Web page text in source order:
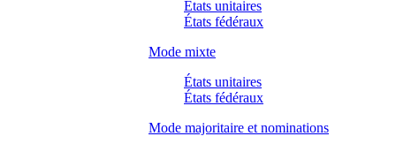
États unitaires
États fédéraux
Mode mixte
États unitaires
États fédéraux
Mode majoritaire et nominations